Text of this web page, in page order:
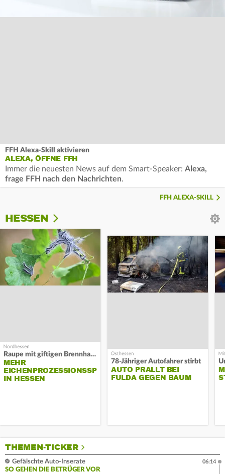
FFH Alexa-Skill aktivieren
ALEXA, ÖFFNE FFH
Immer die neuesten News auf dem Smart-Speaker: Alexa,
frage FFH nach den Nachrichten.
FFH ALEXA-SKILL
HESSEN
Raupe mit giftigen Brennhaaren
MEHR
EICHENPROZESSIONSSPINNER
IN HESSEN
78-Jähriger Autofahrer stirbt
AUTO PRALLT BEI
FULDA GEGEN BAUM
THEMEN-TICKER
Gefälschte Auto-Inserate
SO GEHEN DIE BETRÜGER VOR
06:14